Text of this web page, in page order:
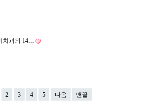
치과의 14…
2 3 4 5 다음 맨끝